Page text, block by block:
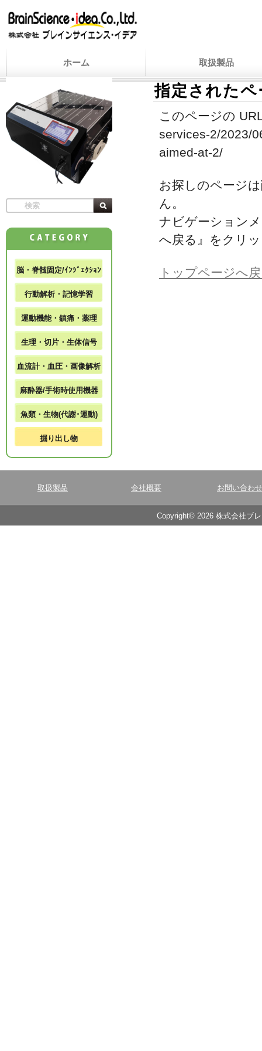
ホーム 取扱製品
指定された
このページの
services-2/2023/
aimed-at-2/
お探しのページ
ん。
ナビゲーション
へ戻る』をクリ
トップページへ
脳・脊髄固定/ｲﾝｼﾞｪｸｼｮﾝ
行動解析・記憶学習
運動機能・鎮痛・薬理
生理・切片・生体信号
血流計・血圧・画像解析
麻酔器/手術時使用機器
魚類・生物(代謝･運動)
掘り出し物
取扱製品 会社概要 お問い合わせ
Copyright© 2026 株式会社ブ